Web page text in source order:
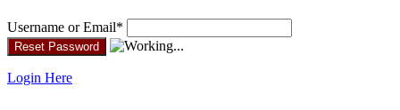
Username or Email*
Login Here